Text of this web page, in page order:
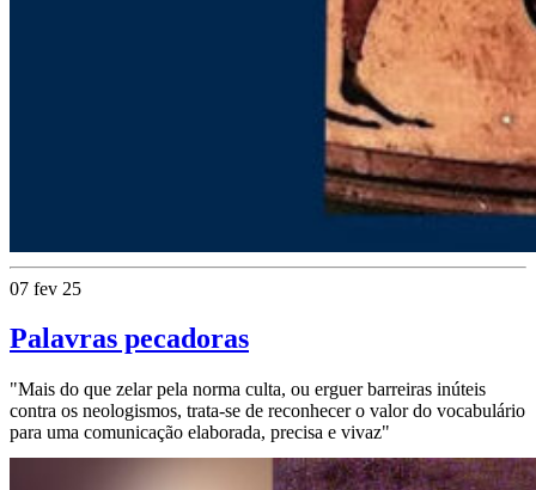
07 fev 25
Palavras pecadoras
"Mais do que zelar pela norma culta, ou erguer barreiras inúteis
contra os neologismos, trata-se de reconhecer o valor do vocabulário
para uma comunicação elaborada, precisa e vivaz"